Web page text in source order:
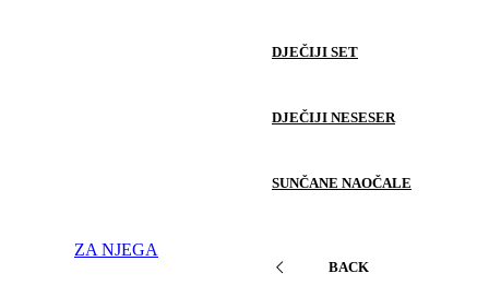
DJEČIJI SET
DJEČIJI NESESER
SUNČANE NAOČALE
ZA NJEGA
BACK